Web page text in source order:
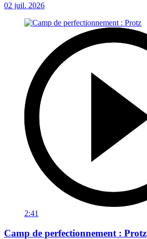
02 juil. 2026
2:41
Camp de perfectionnement : Protz